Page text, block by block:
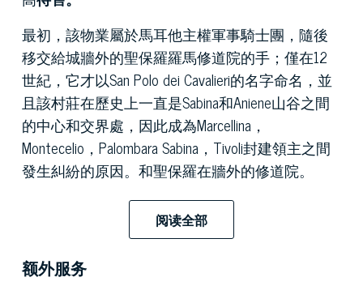
最初，該物業屬於馬耳他主權軍事騎士團，隨後
移交給城牆外的聖保羅羅馬修道院的手；僅在12
世紀，它才以San Polo dei Cavalieri的名字命名，並
且該村莊在歷史上一直是Sabina和Aniene山谷之間
的中心和交界處，因此成為Marcellina，
Montecelio，Palombara Sabina，Tivoli封建領主之間
發生糾紛的原因。和聖保羅在牆外的修道院。
在14世紀下半葉，這座城堡被租給Orsini家族，後
者在15世紀將其購得，將其轉變為軍事據點。
1558年，奧爾西尼（Orsini）家族將其出售給塞西
阅读全部
额外服务